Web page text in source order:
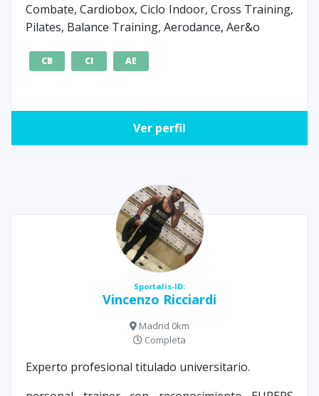
Combate, Cardiobox, Ciclo Indoor, Cross Training,
Pilates, Balance Training, Aerodance, Aer&o
CB CI AE
Ver perfil
Sportalis-ID:
Vincenzo Ricciardi
Madrid 0km
Completa
Experto profesional titulado universitario.